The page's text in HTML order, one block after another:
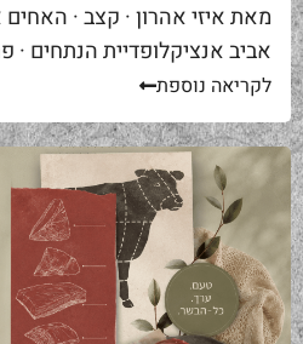
מאת איזי אהרון · קצב ·
באים אליי בקצביה ומבקשים
לקריאה נוספת